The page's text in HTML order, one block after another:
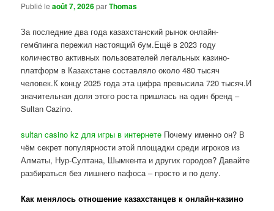
Publié leaoût 7, 2026parThomas
За последние два года казахстанский рынок онлайн-
гемблинга пережил настоящий бум.Ещё в 2023 году
количество активных пользователей легальных казино-
платформ в Казахстане составляло около 480 тысяч
человек.К концу 2025 года эта цифра превысила 720 тысяч.И
значительная доля этого роста пришлась на один бренд –
Sultan Cazino.
sultan casino kz для игры в интернете Почему именно он? В
чём секрет популярности этой площадки среди игроков из
Алматы, Нур-Султана, Шымкента и других городов? Давайте
разбираться без лишнего пафоса – просто и по делу.
Как менялось отношение казахстанцев к онлайн-казино